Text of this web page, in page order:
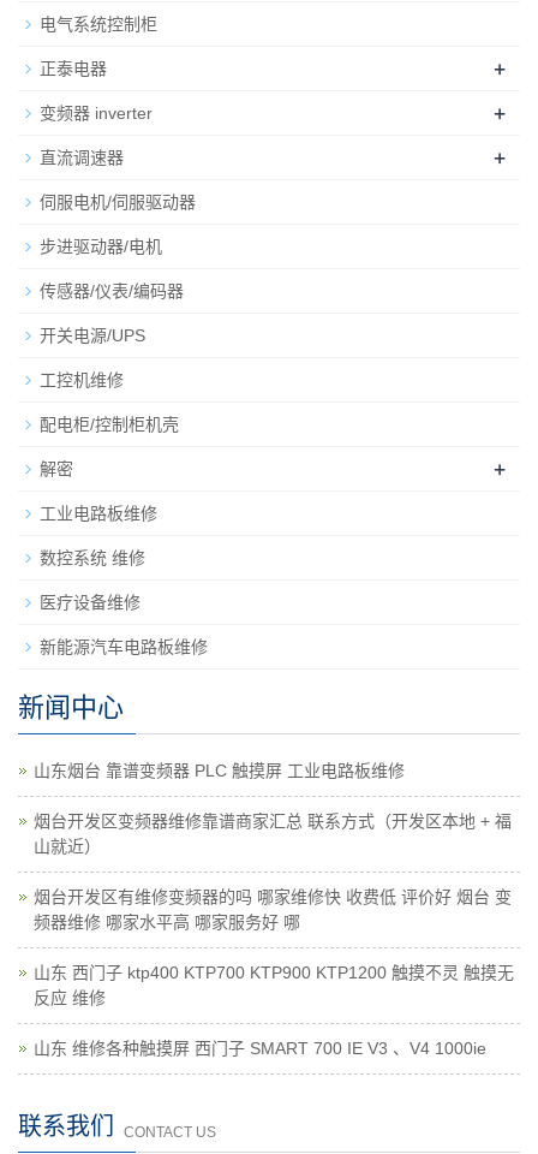
电气系统控制柜
正泰电器 +
变频器 inverter +
直流调速器 +
伺服电机/伺服驱动器
步进驱动器/电机
传感器/仪表/编码器
开关电源/UPS
工控机维修
配电柜/控制柜机壳
解密 +
工业电路板维修
数控系统 维修
医疗设备维修
新能源汽车电路板维修
新闻中心
山东烟台 靠谱变频器 PLC 触摸屏 工业电路板维修
烟台开发区变频器维修靠谱商家汇总 联系方式（开发区本地 + 福
山就近）
烟台开发区有维修变频器的吗 哪家维修快 收费低 评价好 烟台 变
频器维修 哪家水平高 哪家服务好 哪
山东 西门子 ktp400 KTP700 KTP900 KTP1200 触摸不灵 触摸无
反应 维修
山东 维修各种触摸屏 西门子 SMART 700 IE V3 、V4 1000ie
联系我们 CONTACT US